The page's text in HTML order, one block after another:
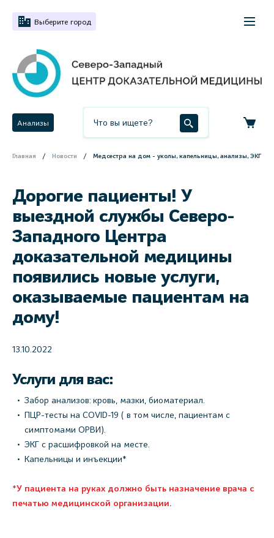
Выберите город
Анализы
Главная Новости Медсестра на дом - уколы, капельницы, анализы, ЭКГ
Дорогие пациенты! У
выездной службы Северо-
Западного Центра
доказательной медицины
появились новые услуги,
оказываемые пациентам на
дому!
13.10.2022
Услуги для вас:
Забор анализов: кровь, мазки, биоматериал.
ПЦР-тесты на COVID-19 ( в том числе, пациентам с
симптомами ОРВИ).
ЭКГ с расшифровкой на месте.
Капельницы и инъекции*
*У пациента на руках должно быть назначение врача с
печатью медицинской организации.